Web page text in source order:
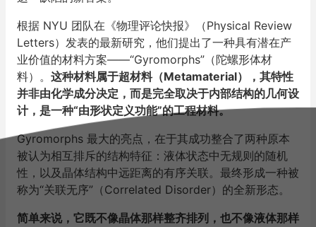
根据 NYU 团队在《物理评论快报》（Physical Review
Letters）发表的最新研究，他们提出了一种具有潜在产
业价值的材料方案——“Gyromorphs”（陀螺形体材
料）。 这种材料属于超材料（Metamaterial），其特性
并非由化学成分决定，而是完全取决于内部结构的几何设
计，是一种“由形状定义功能”的工程材料。
Gyromorphs 最大的亮点，在于其成功整合了两种原本
被认为相互排斥的结构特征：液体状态中无规则的随机
性，以及晶体结构中远距离的有序关联。最终形成一种被
称为“关联无序”（Correlated Disorder）的全新形态。
简单来说，它既不像晶体那样整齐排列，也不像液体那样